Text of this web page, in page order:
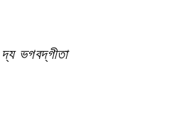
ভগবদ্‌‌গীতা